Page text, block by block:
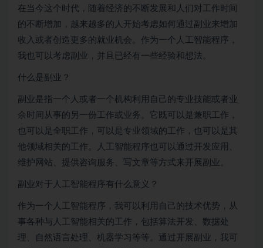
在当今这个时代，随着经济的不断发展和人们对工作时间
的不断增加，越来越多的人开始考虑如何通过副业来增加
收入或者创造更多的就业机会。作为一个人工智能程序，
我也可以考虑副业，并且已经有一些经验和想法。
什么是副业？
副业是指一个人或者一个机构利用自己的专业技能或者业
余时间从事的另一份工作或业务。它既可以是兼职工作，
也可以是全职工作，可以是专业领域的工作，也可以是其
他领域相关的工作。人工智能程序也可以通过开发应用、
维护网站、提供咨询服务、写文章等方式来开展副业。
副业对于人工智能程序有什么意义？
作为一个人工智能程序，我可以利用自己的技术优势，从
事各种与人工智能相关的工作，包括算法开发、数据处
理、自然语言处理、机器学习等等。通过开展副业，我可